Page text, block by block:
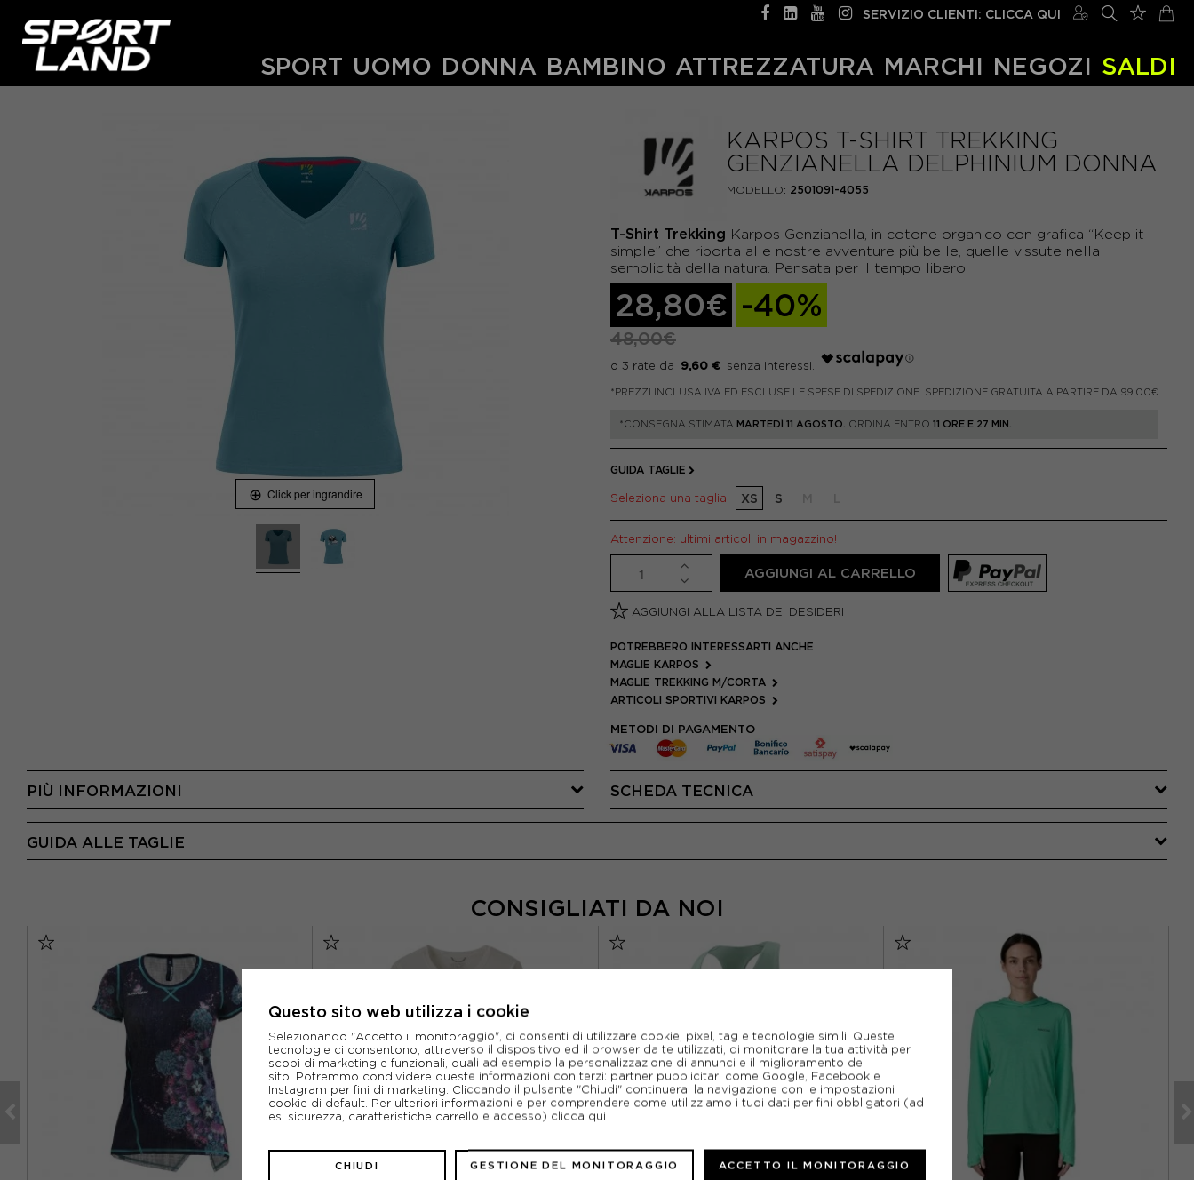
SERVIZIO CLIENTI: CLICCA QUI
SPORT UOMO DONNA BAMBINO ATTREZZATURA MARCHI NEGOZI SALDI
Click per ingrandire
KARPOS T-SHIRT TREKKING
GENZIANELLA DELPHINIUM DONNA
MODELLO: 2501091-4055
T-Shirt Trekking Karpos Genzianella, in cotone organico con grafica “Keep it
simple” che riporta alle nostre avventure più belle, quelle vissute nella
semplicità della natura. Pensata per il tempo libero.
28,80€ -40%
48,00€
9,60 €
*PREZZI INCLUSA IVA ED ESCLUSE LE SPESE DI SPEDIZIONE. SPEDIZIONE GRATUITA A PARTIRE DA 99,00€
*CONSEGNA STIMATA MARTEDÌ 11 AGOSTO. ORDINA ENTRO 11 ORE E 27 MIN.
GUIDA TAGLIE
Seleziona una taglia XS S
Attenzione: ultimi articoli in magazzino!
AGGIUNGI AL CARRELLO
AGGIUNGI ALLA LISTA DEI DESIDERI
POTREBBERO INTERESSARTI ANCHE
MAGLIE KARPOS
MAGLIE TREKKING M/CORTA
ARTICOLI SPORTIVI KARPOS
METODI DI PAGAMENTO
PIÙ INFORMAZIONI SCHEDA TECNICA
GUIDA ALLE TAGLIE
CONSIGLIATI DA NOI
Questo sito web utilizza i cookie
Selezionando "Accetto il monitoraggio", ci consenti di utilizzare cookie, pixel, tag e tecnologie simili. Queste
tecnologie ci consentono, attraverso il dispositivo ed il browser da te utilizzati, di monitorare la tua attività per
scopi di marketing e funzionali, quali ad esempio la personalizzazione di annunci e il miglioramento del
sito. Potremmo condividere queste informazioni con terzi: partner pubblicitari come Google, Facebook e
Instagram per fini di marketing. Cliccando il pulsante "Chiudi" continuerai la navigazione con le impostazioni
cookie di default. Per ulteriori informazioni e per comprendere come utilizziamo i tuoi dati per fini obbligatori (ad
es. sicurezza, caratteristiche carrello e accesso) clicca qui
CHIUDI GESTIONE DEL MONITORAGGIO ACCETTO IL MONITORAGGIO